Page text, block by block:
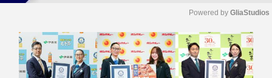
M
u
t
e
Powered by GliaStudios